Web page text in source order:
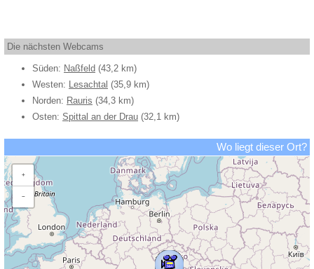
Die nächsten Webcams
Süden: Naßfeld (43,2 km)
Westen: Lesachtal (35,9 km)
Norden: Rauris (34,3 km)
Osten: Spittal an der Drau (32,1 km)
Wo liegt dieser Ort?
+
−